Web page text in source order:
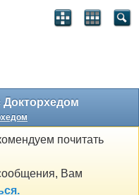
Докторхедом
почитать
Вам